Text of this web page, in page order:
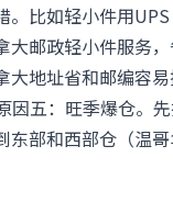
比如轻小件用UPS
大邮政轻小件服务
大地址省和邮编容
因五：旺季爆仓。
部和西部仓（温哥